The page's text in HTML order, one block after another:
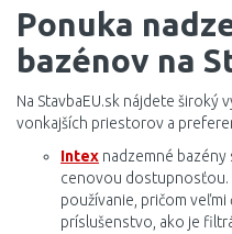
Ponuka
bazénov na
Na StavbaEU.sk nájdete široký
vonkajších priestorov a
Intex nadzemné
cenovou dostupnosťou.
používanie, pričom veľmi
príslušenstvo, ako je